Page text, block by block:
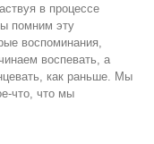
в процессе
помним эту
воспоминания,
воспевать, а
как раньше. Мы
что, что мы